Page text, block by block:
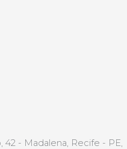
- Madalena, Recife - PE,